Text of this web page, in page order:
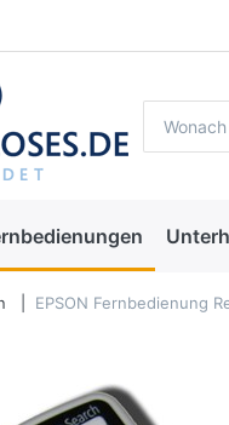
EPSON Fernbedienung